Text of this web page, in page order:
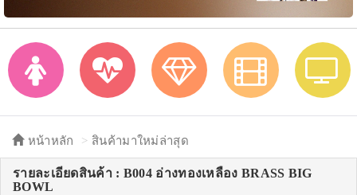
หน้าหลัก สินค้ามาใหม่ล่าสุด
รายละเอียดสินค้า : B004 อ่างทองเหลือง BRASS BIG
BOWL